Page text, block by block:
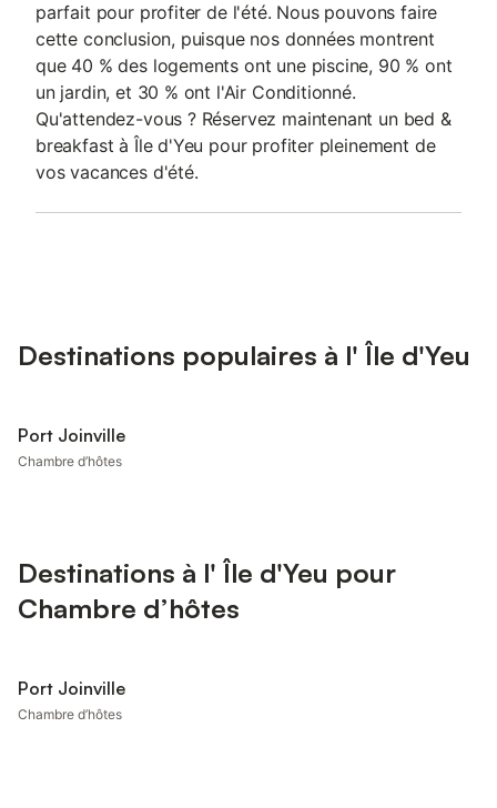
parfait pour profiter de l'été. Nous pouvons faire
cette conclusion, puisque nos données montrent
que 40 % des logements ont une piscine, 90 % ont
un jardin, et 30 % ont l'Air Conditionné.
Qu'attendez-vous ? Réservez maintenant un bed &
breakfast à Île d'Yeu pour profiter pleinement de
vos vacances d'été.
Destinations populaires à l' Île d'Yeu
Port Joinville
Chambre d’hôtes
Destinations à l' Île d'Yeu pour
Chambre d’hôtes
Port Joinville
Chambre d’hôtes